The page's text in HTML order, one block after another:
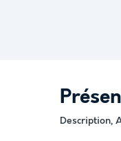
Description,